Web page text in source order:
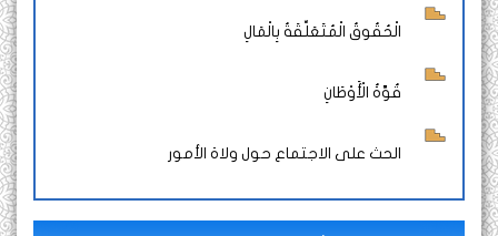
الْحُقُوقُ الْمُتَعَلِّقَةُ بِالْمَالِ
قُوَّةُ الْأَوْطَانِ
الحث على الاجتماع حول ولاة الأمور